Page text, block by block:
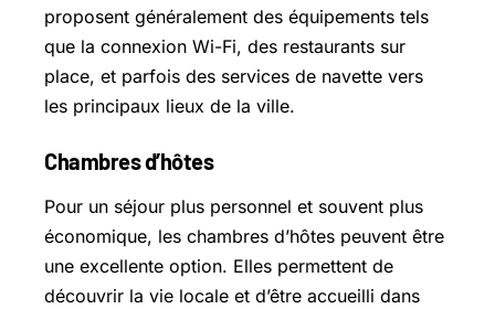
proposent généralement des équipements tels
que la connexion Wi-Fi, des restaurants sur
place, et parfois des services de navette vers
les principaux lieux de la ville.
Chambres d’hôtes
Pour un séjour plus personnel et souvent plus
économique, les chambres d’hôtes peuvent être
une excellente option. Elles permettent de
découvrir la vie locale et d’être accueilli dans